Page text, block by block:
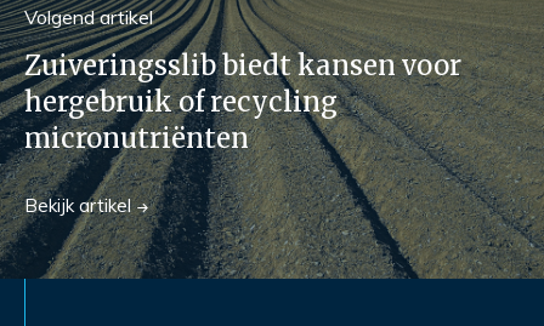
Volgend artikel
Zuiveringsslib biedt kansen voor
hergebruik of recycling
micronutriënten
Bekijkartikel